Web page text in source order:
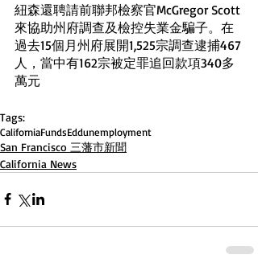
紐森還聘請前聯邦檢察官McGregor Scott
來協助州府調查及檢控失業金騙子。在
過去15個月州府展開1,525宗調查逮捕467
人，當中有162宗被定罪追回款項340多
萬元
Tags:
CaliforniaFundsEddunemployment
San Francisco 三藩市新聞
California News